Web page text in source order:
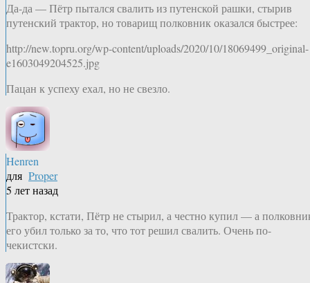
Да-да — Пётр пытался свалить из путенской рашки, стырив
путенский трактор, но товарищ полковник оказался быстрее:
http://new.topru.org/wp-content/uploads/2020/10/18069499_original-
e1603049204525.jpg
Пацан к успеху ехал, но не свезло.
Henren
для Proper
5 лет назад
Трактор, кстати, Пётр не стырил, а честно купил — а
его убил только за то, что тот решил свалить. Очень по-
чекистски.